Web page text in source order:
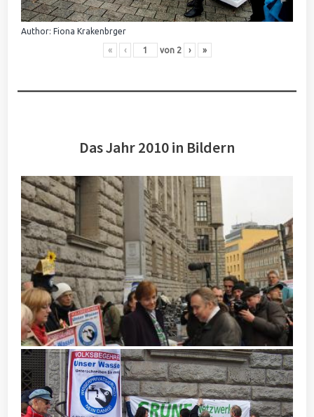
Author: Fiona Krakenbrger
« ‹ von 2 › »
Das Jahr 2010 in Bildern